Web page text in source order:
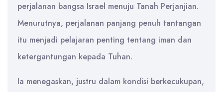
perjalanan bangsa Israel menuju Tanah Perjanjian.
Menurutnya, perjalanan panjang penuh tantangan
itu menjadi pelajaran penting tentang iman dan
ketergantungan kepada Tuhan.
Ia menegaskan, justru dalam kondisi berkecukupan,